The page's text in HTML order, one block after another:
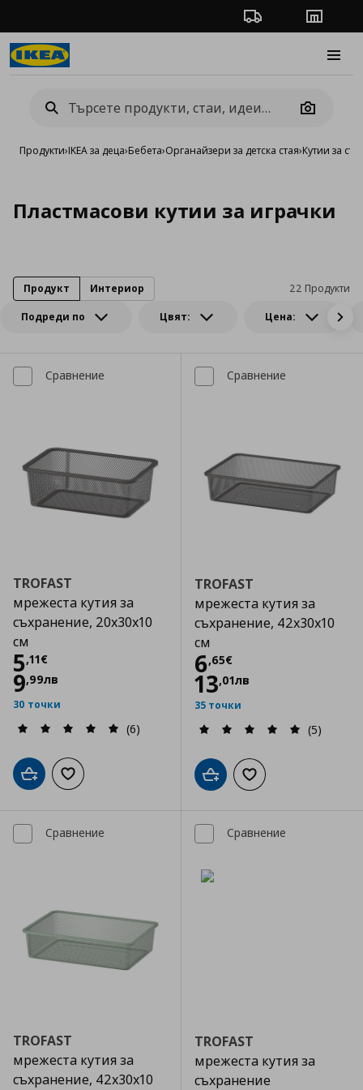
Проследяване на
Camera
Продукти›IKEA за деца›Бебета›Органайзери за детска стая›Кутии за
Пластмасови кутии за играчки
Подреди по Цвят: Цена:
22 Продукти
Продукт Интериор
Сравнение
TROFAST
мрежеста кутия за
съхранение, 20x30x10
см
5,11€
Цена
9,99лв
30 точки
(6)
Добави в кошницата
Добави към списъка с любими
Сравнение
TROFAST
мрежеста кутия за
съхранение, 42x30x10
см
6,65€
Цена
13,01лв
35 точки
(5)
Добави в кошницата
Добави към
Сравнение
TROFAST
мрежеста кутия за
съхранение, 42x30x10
Сравнение
TROFAST
мрежеста кутия за
съхранение